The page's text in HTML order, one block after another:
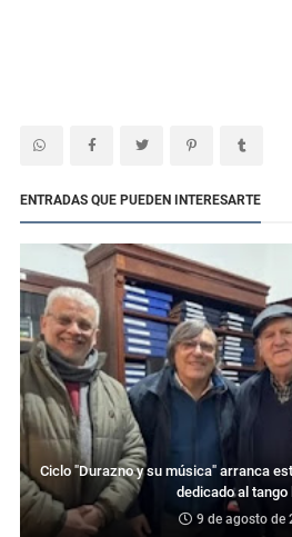
ENTRADAS QUE PUEDEN INTERESARTE
Ciclo "Durazno y su música" arranca
dedicado al tango
9 de agosto de